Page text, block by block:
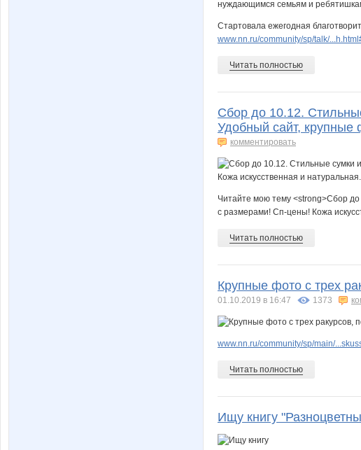
Стартовала ежегодная
www.nn.ru/community/sp/talk/
Читать полностью
Сбор до 10.12.
Удобный сайт, крупные
комментировать
Читайте мою тему <strong>Сбор
с размерами! Сп-цены! Кожа
Читать полностью
Крупные фото с трех
01.10.2019 в 16:47 1373
www.nn.ru/community/sp/main/
Читать полностью
Ищу книгу